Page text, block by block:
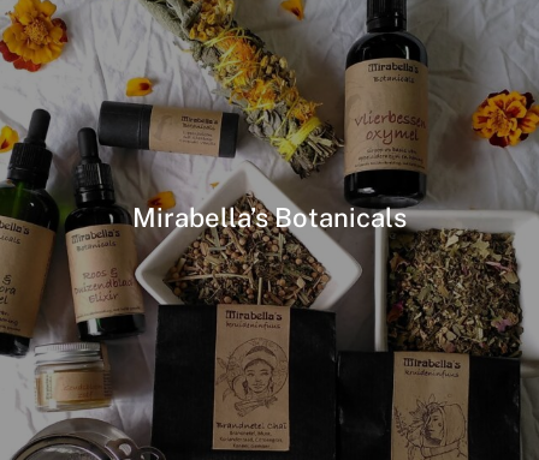
Mirabella’s Botanicals